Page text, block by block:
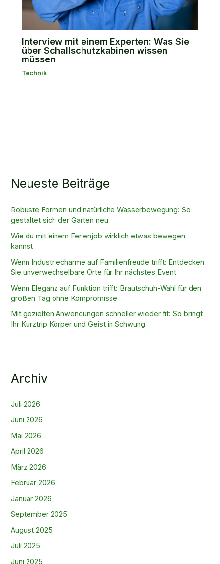
Interview mit einem Experten: Was Sie
über Schallschutzkabinen wissen
müssen
Technik
Neueste Beiträge
Robuste Formen und natürliche Wasserbewegung: So
gestaltet sich der Garten neu
Wie du mit einem Ferienjob wirklich etwas bewegen
kannst
Wenn Industriecharme auf Familienfreude trifft: Entdecken
Sie unverwechselbare Orte für Ihr nächstes Event
Wenn Eleganz auf Funktion trifft: Brautschuh-Wahl für den
großen Tag ohne Kompromisse
Mit gezielten Anwendungen schneller wieder fit: So bringt
Ihr Kurztrip Körper und Geist in Schwung
Archiv
Juli 2026
Juni 2026
Mai 2026
April 2026
März 2026
Februar 2026
Januar 2026
September 2025
August 2025
Juli 2025
Juni 2025